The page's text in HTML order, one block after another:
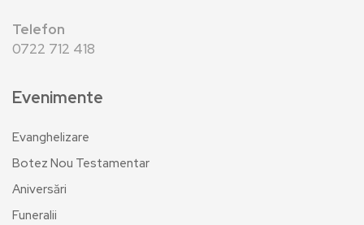
Telefon
0722 712 418
Evenimente
Evanghelizare
Botez Nou Testamentar
Aniversări
Funeralii